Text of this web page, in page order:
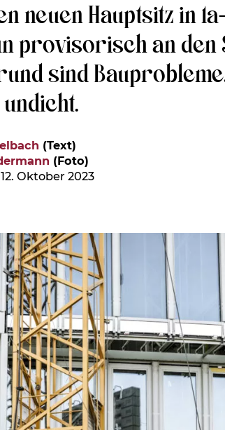
Hauptsitz in
provisorisch an den
sind
(Text)
(Foto)
Oktober 2023